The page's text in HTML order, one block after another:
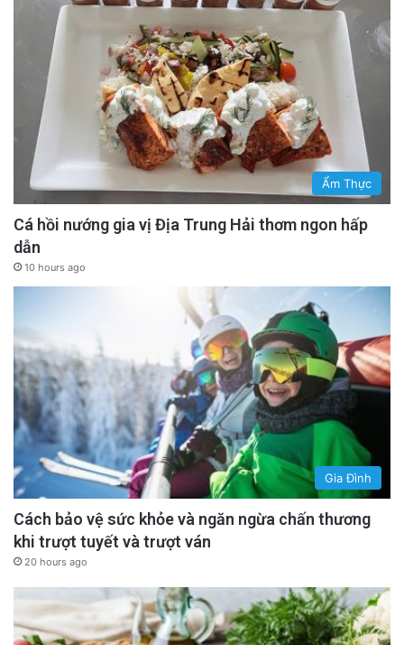
Ẩm Thực
Cá hồi nướng gia vị Địa Trung Hải thơm ngon hấp
dẫn
10 hours ago
Gia Đình
Cách bảo vệ sức khỏe và ngăn ngừa chấn thương
khi trượt tuyết và trượt ván
20 hours ago